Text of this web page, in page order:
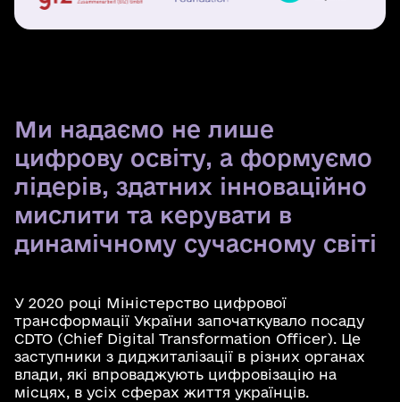
Ми надаємо не лише
цифрову освіту, а формуємо
лідерів, здатних інноваційно
мислити та керувати в
динамічному сучасному світі
У 2020 році Міністерство цифрової
трансформації України започаткувало посаду
CDTO (Chief Digital Transformation Officer). Це
заступники з диджиталізації в різних органах
влади, які впроваджують цифровізацію на
місцях, в усіх сферах життя українців.